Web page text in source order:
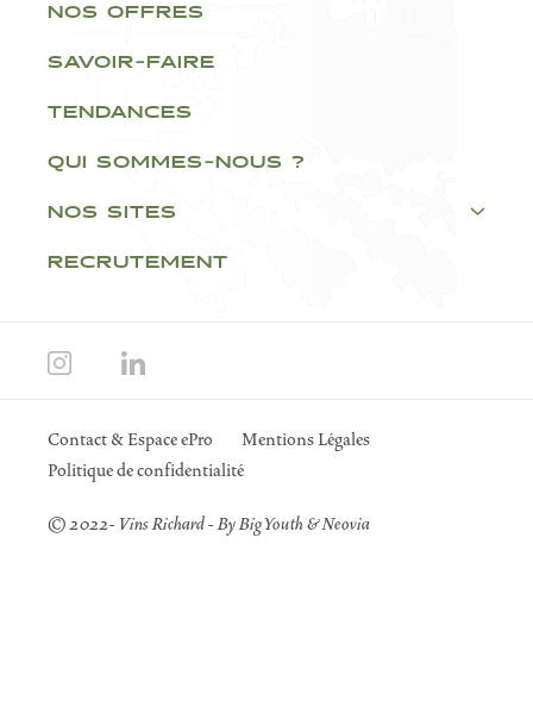
NOS OFFRES
SAVOIR-FAIRE
TENDANCES
QUI SOMMES-NOUS ?
NOS SITES
RECRUTEMENT
Contact & Espace ePro
Mentions Légales
Politique de confidentialité
© 2022- Vins Richard - ByBig Youth &Neovia